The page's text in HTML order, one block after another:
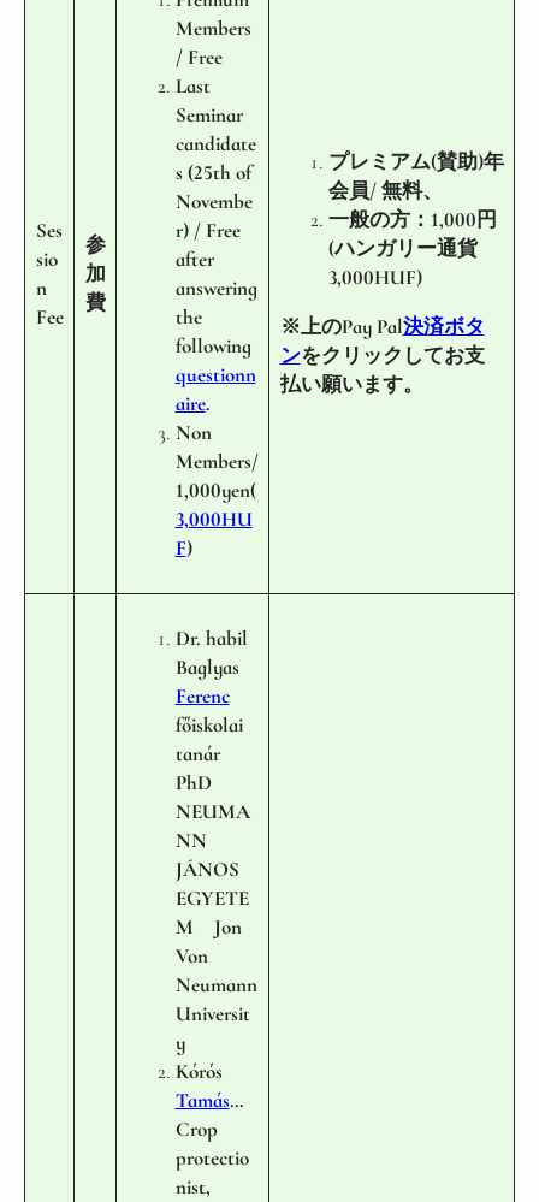
Ses
sio
n
Fee
参
加
費
Members
/ Free
Last
Seminar
candidate
s (25th of
Novembe
r) / Free
after
answering
the
following
questionn
aire.
Non
Members/
1,000yen(
3,000HU
F)
プレミアム(賛助)年
会員/ 無料、
一般の方：1,000円
(ハンガリー通貨
3,000HUF)
※上のPay Pal決済ボタ
ンをクリックしてお支
払い願います。
Dr. habil
Baglyas
Ferenc
főiskolai
tanár
PhD
NEUMA
NN
JÁNOS
EGYETE
M Jon
Von
Neumann
Universit
y
Kórós
Tamás…
Crop
protectio
nist,